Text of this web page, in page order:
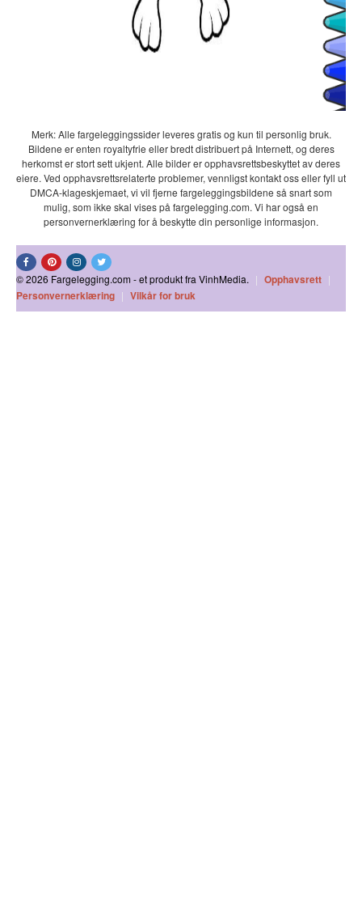
Merk: Alle fargeleggingssider leveres gratis og kun til personlig bruk.
Bildene er enten royaltyfrie eller bredt distribuert på Internett, og deres
herkomst er stort sett ukjent. Alle bilder er opphavsrettsbeskyttet av deres
eiere. Ved opphavsrettsrelaterte problemer, vennligst kontakt oss eller fyll ut
DMCA-klageskjemaet, vi vil fjerne fargeleggingsbildene så snart som
mulig, som ikke skal vises på fargelegging.com. Vi har også en
personvernerklæring for å beskytte din personlige informasjon.
© 2026 Fargelegging.com - et produkt fra VinhMedia. | Opphavsrett |
Personvernerklæring | Vilkår for bruk